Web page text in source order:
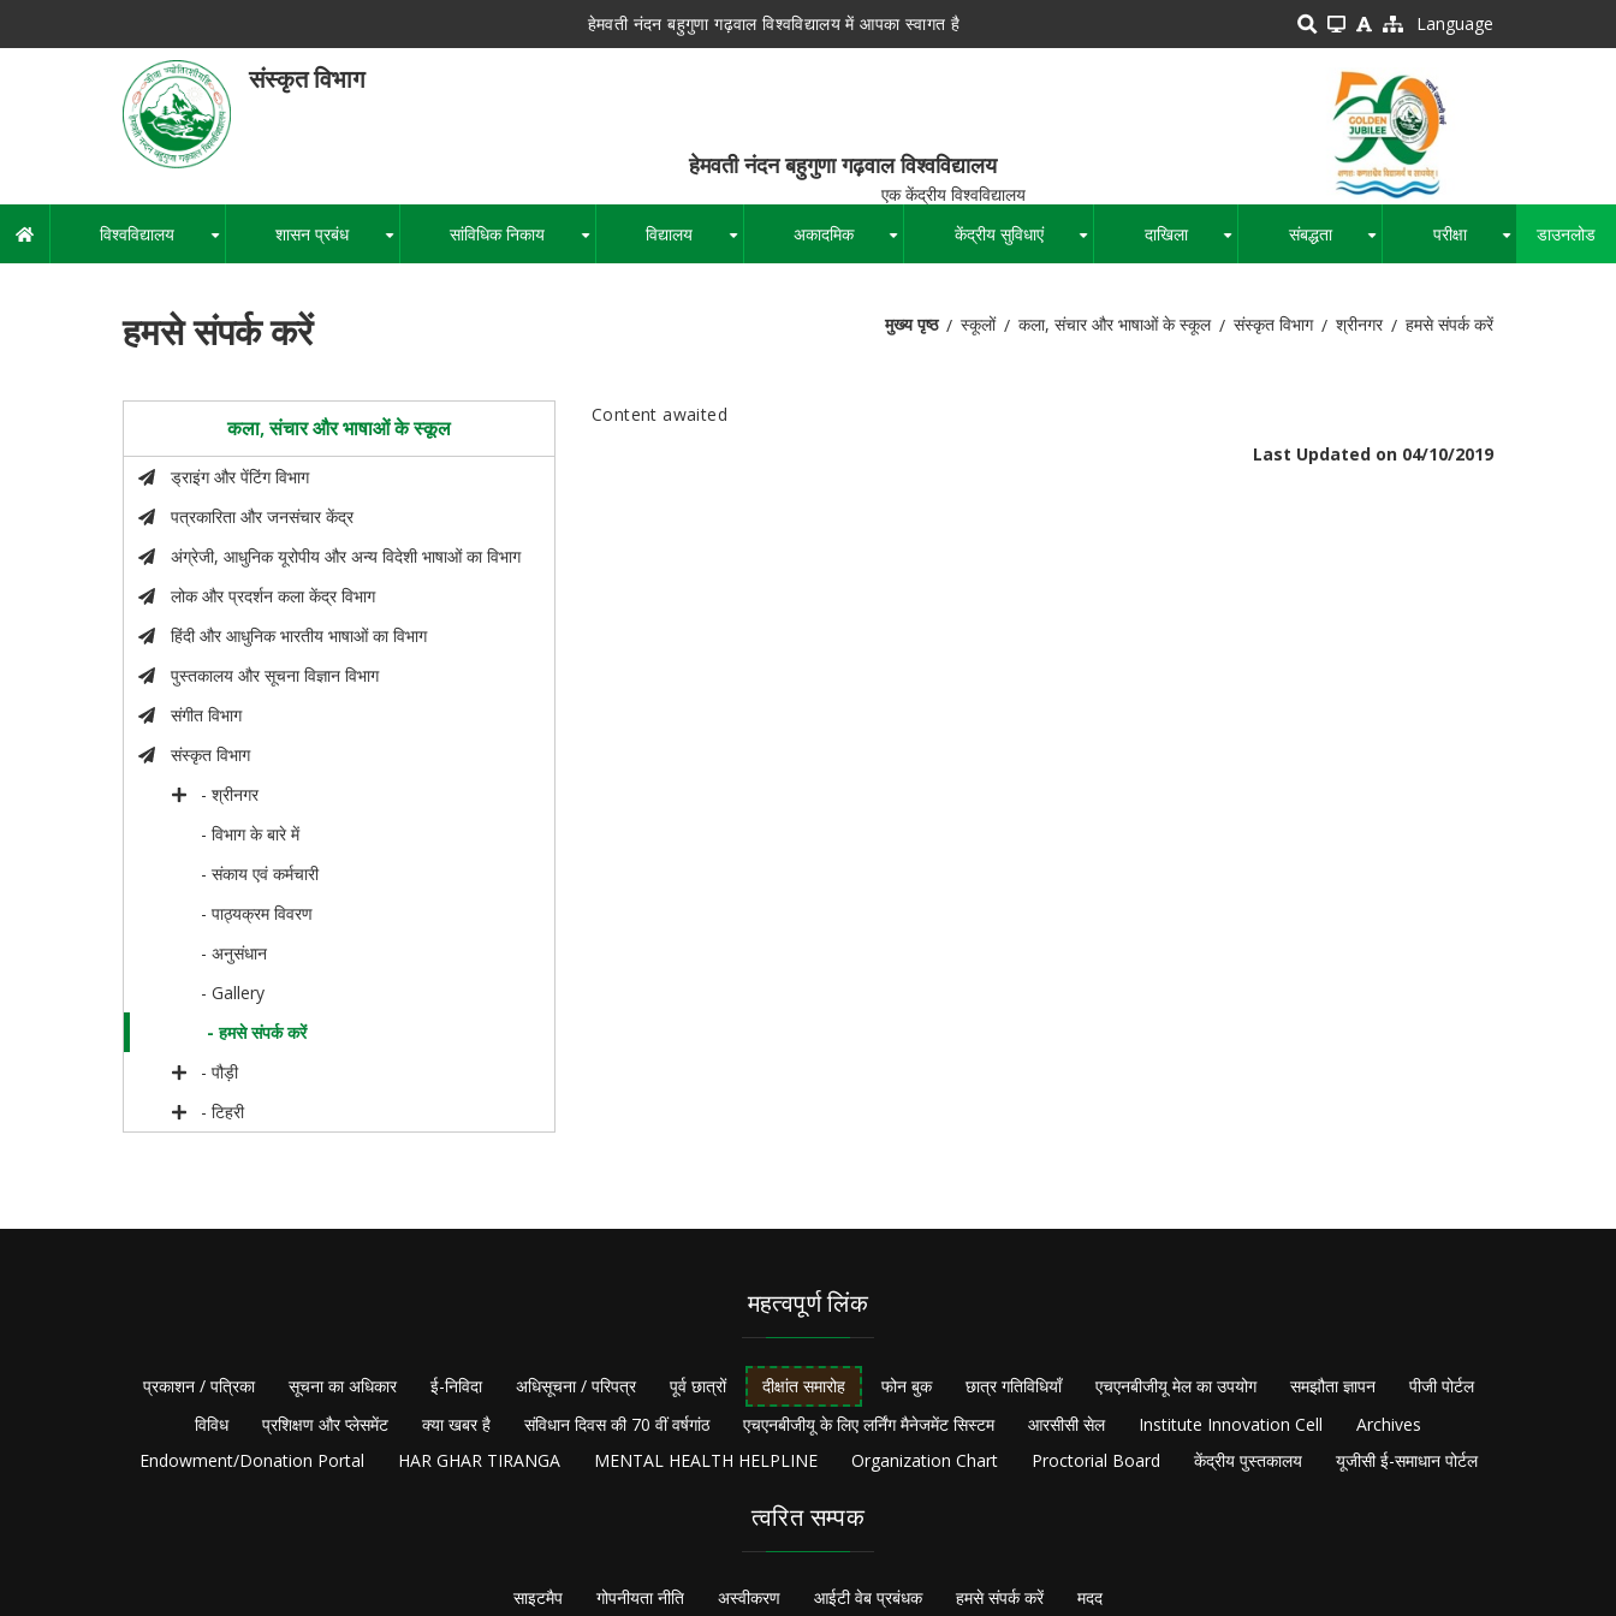
हेमवती नंदन बहुगुणा गढ़वाल विश्वविद्यालय में आपका स्वागत है Language
संस्कृत विभाग
हेमवती नंदन बहुगुणा गढ़वाल विश्वविद्यालय
एक केंद्रीय विश्वविद्यालय
मुख्य
नेविगेशन
विश्वविद्यालय शासन प्रबंध सांविधिक निकाय विद्यालय अकादमिक केंद्रीय सुविधाएं दाखिला संबद्धता परीक्षा डाउनलोड
हमसे संपर्क करें मुख्य पृष्ठ स्कूलों कला, संचार और भाषाओं के स्कूल संस्कृत विभाग श्रीनगर हमसे संपर्क करें
कला, संचार और भाषाओं के स्कूल
ड्राइंग और पेंटिंग विभाग
पत्रकारिता और जनसंचार केंद्र
अंग्रेजी, आधुनिक यूरोपीय और अन्य विदेशी भाषाओं का विभाग
लोक और प्रदर्शन कला केंद्र विभाग
हिंदी और आधुनिक भारतीय भाषाओं का विभाग
पुस्तकालय और सूचना विज्ञान विभाग
संगीत विभाग
संस्कृत विभाग
- श्रीनगर
- विभाग के बारे में
- संकाय एवं कर्मचारी
- पाठ्यक्रम विवरण
- अनुसंधान
- Gallery
- हमसे संपर्क करें
- पौड़ी
- टिहरी
Content awaited
Last Updated on 04/10/2019
महत्वपूर्ण लिंक
प्रकाशन / पत्रिका सूचना का अधिकार ई-निविदा अधिसूचना / परिपत्र पूर्व छात्रों दीक्षांत समारोह फोन बुक छात्र गतिविधियाँ एचएनबीजीयू मेल का उपयोग समझौता ज्ञापन
पीजी पोर्टल
विविध
प्रशिक्षण और प्लेसमेंट क्या खबर है संविधान दिवस की 70 वीं वर्षगांठ एचएनबीजीयू के लिए लर्निंग मैनेजमेंट सिस्टम आरसीसी सेल Institute Innovation Cell
Archives
Endowment/Donation Portal
HAR GHAR TIRANGA MENTAL HEALTH HELPLINE Organization Chart Proctorial Board केंद्रीय पुस्तकालय यूजीसी ई-समाधान पोर्टल
त्वरित सम्पक
साइटमैप गोपनीयता नीति अस्वीकरण आईटी वेब प्रबंधक हमसे संपर्क करें मदद